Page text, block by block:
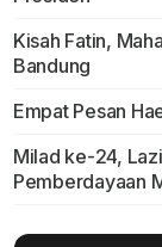
Kisah Fatin,
Bandung
Empat Pesan
Milad ke-24,
Pemberdayaan